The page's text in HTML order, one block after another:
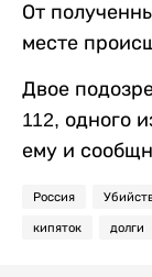
От
месте
Двое
112, одного
ему и
Россия
кипяток долги